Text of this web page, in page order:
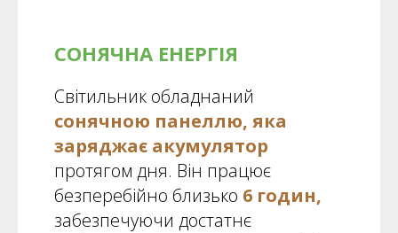
СОНЯЧНА ЕНЕРГІЯ
Світильник обладнаний
сонячною панеллю, яка
заряджає акумулятор
протягом дня. Він працює
безперебійно близько 6 годин,
забезпечуючи достатнє